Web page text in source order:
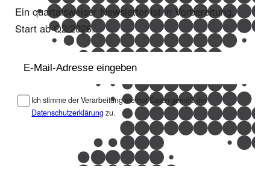
Ein quartalsweiser Newsletter ist in Vorbereitung,
Start ab Q2/2026.
Mail(erforderlich)
Datenschutz(erforderlich)
Ich stimme der Verarbeitung meiner Daten gemäß der
Datenschutzerklärungzu.